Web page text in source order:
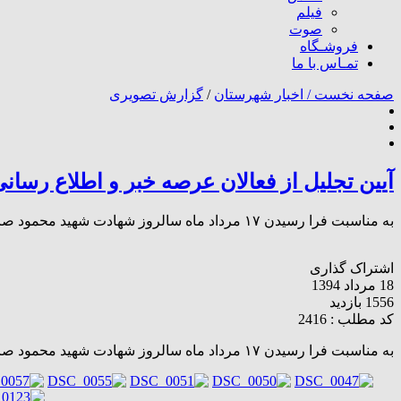
فیلم
صوت
فروشـگاه
تمـاس با ما
صفحه نخست / اخبار شهرستان / گزارش تصویری
آیین تجلیل از فعالان عرصه خبر و اطلاع
به مناسبت فرا رسیدن ۱۷ مرداد ماه سالروز شهادت شهید محمود صارمی و روز خبرنگار، آیین تجلیل از خبرنگاران و فعالان عرصه اطلاع رسانی در سالن کانون پرورشی خواهران داراب برگزار شد.
اشتراک گذاری
18 مرداد 1394
1556 بازدید
کد مطلب : 2416
به مناسبت فرا رسیدن ۱۷ مرداد ماه سالروز شهادت شهید محمود صارمی و روز خبرنگار، آیین تجلیل از خبرنگاران و فعالان عرصه اطلاع رسانی در سالن کانون پرورشی خواهران داراب برگزار شد.